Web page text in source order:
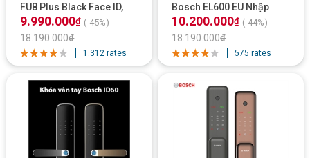
FU8 Plus Black Face ID,
App Wifi
9.990.000₫ (-45%)
18.190.000₫
1.312 rates
Bosch EL600 EU Nhập
Khẩu Chính Hãng - màu
đồng
10.200.000₫ (-44%)
18.190.000₫
575 rates